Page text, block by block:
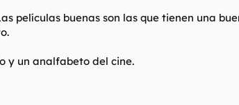
películas buenas son las que tienen una
y un analfabeto del cine.